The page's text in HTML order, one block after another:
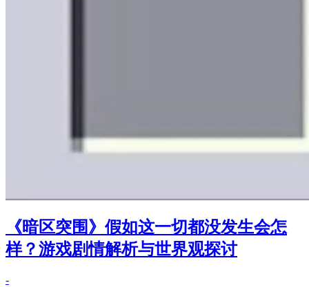
《暗区突围》假如这一切都没发生会怎
样？游戏剧情解析与世界观探讨
-